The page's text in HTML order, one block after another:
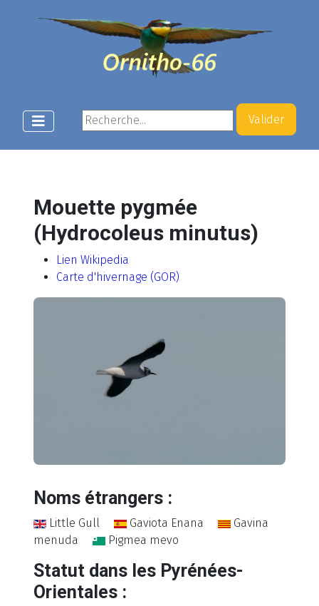
Rechercher
Valider
Mouette pygmée
(Hydrocoleus minutus)
Lien Wikipedia
Carte d'hivernage (GOR)
Noms étrangers :
Little Gull Gaviota Enana
Gavina
menuda
Pigmea mevo
Statut dans les Pyrénées-
Orientales :